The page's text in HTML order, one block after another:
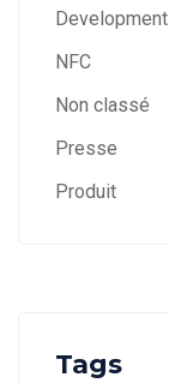
Development
NFC
Non classé
Presse
Produit
Tags